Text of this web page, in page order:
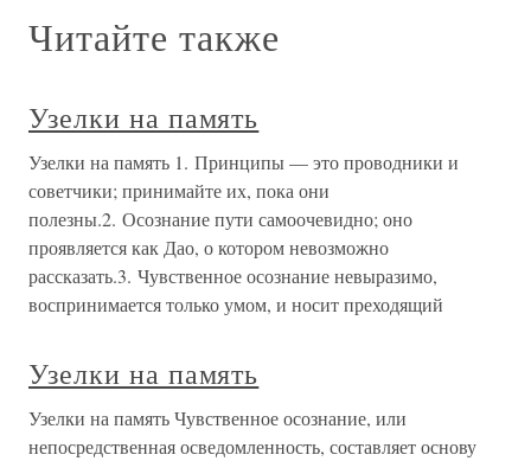
Читайте также
Узелки на память
Узелки на память 1. Принципы — это проводники и
советчики; принимайте их, пока они
полезны.2. Осознание пути самоочевидно; оно
проявляется как Дао, о котором невозможно
рассказать.3. Чувственное осознание невыразимо,
воспринимается только умом, и носит преходящий
Узелки на память
Узелки на память Чувственное осознание, или
непосредственная осведомленность, составляет основу